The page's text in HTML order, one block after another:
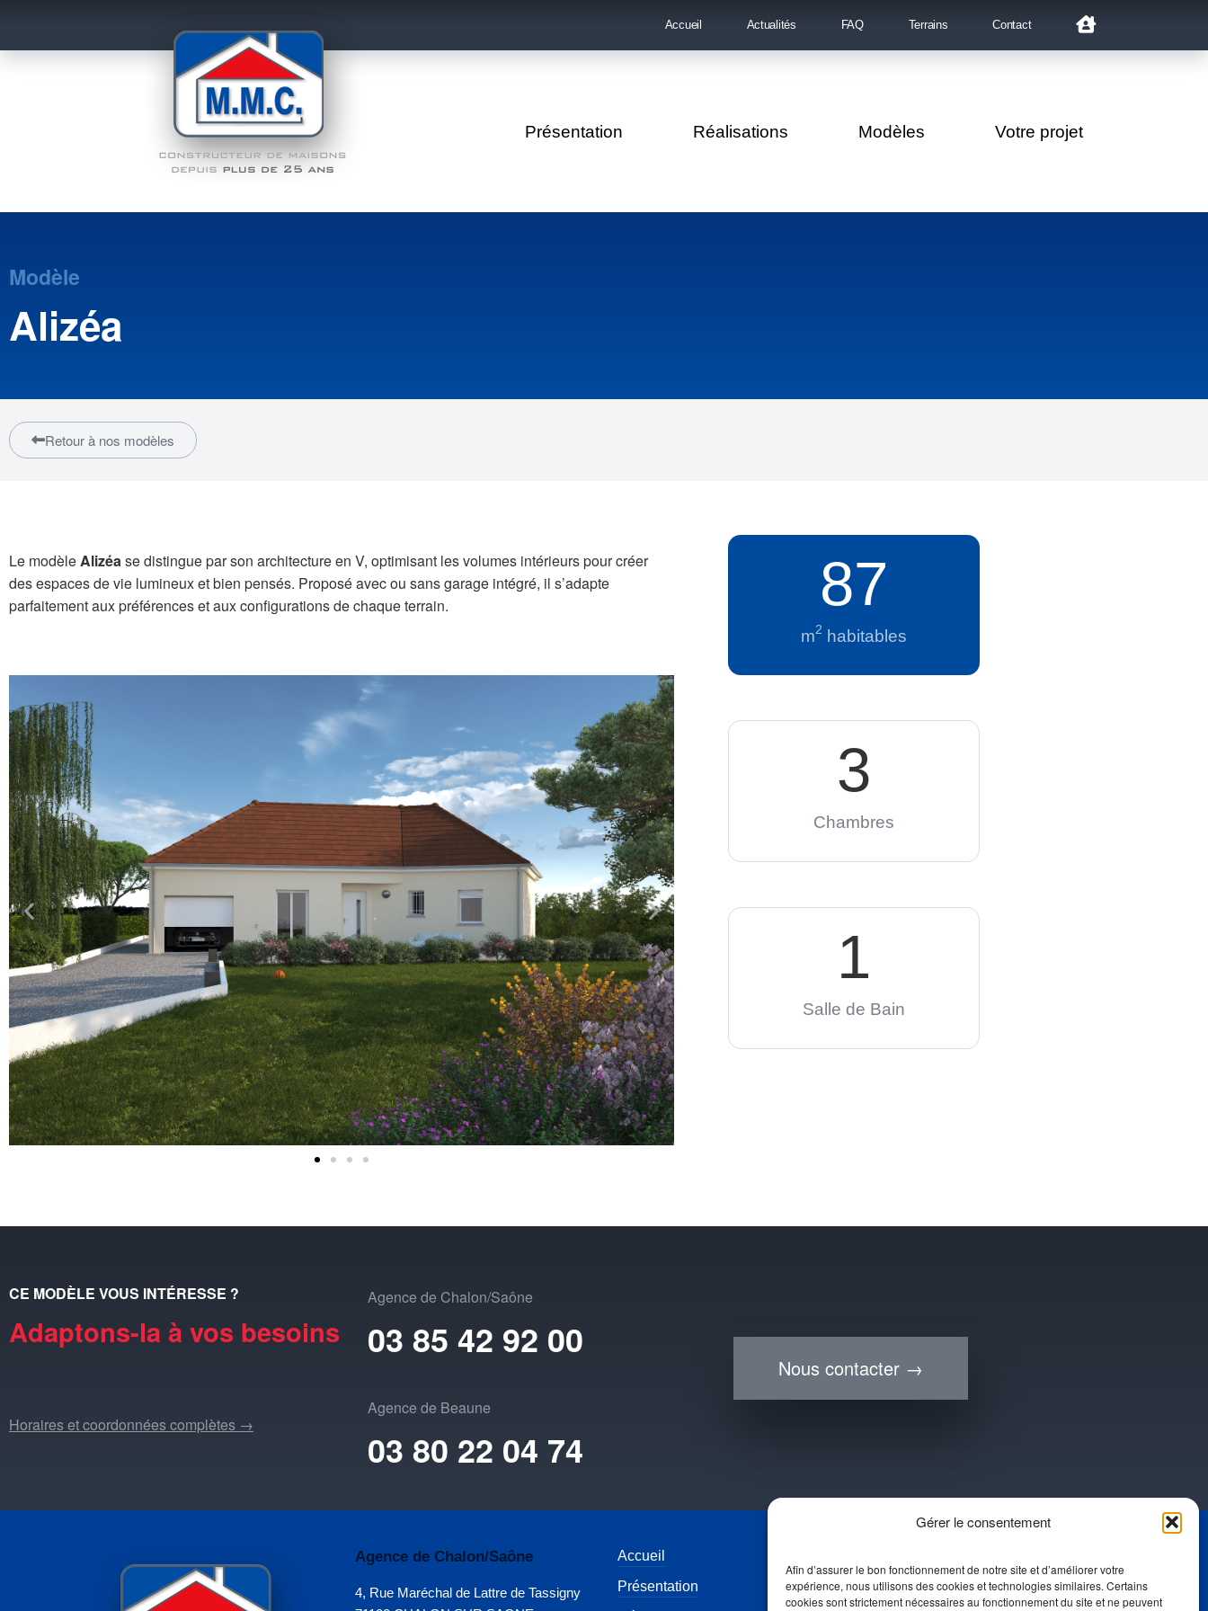
Gérer le consentement
Afin d’assurer le bon fonctionnement de notre site et d’améliorer votre
expérience, nous utilisons des cookies et technologies similaires. Certains
cookies sont strictement nécessaires au fonctionnement du site et ne peuvent
Accueil Actualités FAQ Terrains Contact
Présentation Réalisations Modèles Votre projet
Modèle
Alizéa
Retour à nos modèles
Le modèleAlizéase distingue par son architecture en V, optimisant les volumes intérieurs pour créer
des espaces de vie lumineux et bien pensés. Proposé avec ou sans garage intégré, il s’adapte
parfaitement aux préférences et aux configurations de chaque terrain.
m2 habitables
87
Chambres
3
Salle de Bain
1
CE MODÈLE VOUS INTÉRESSE ?
Adaptons-la à vos besoins
Horaires et coordonnées complètes →
Agence de Chalon/Saône
03 85 42 92 00
Agence de Beaune
03 80 22 04 74
Nous contacter →
Agence de Chalon/Saône
4, Rue Maréchal de Lattre de Tassigny
Accueil
Présentation
Terrains à vendre
Suivez-nous